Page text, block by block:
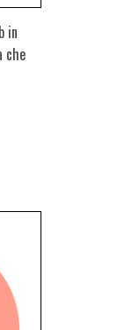
in
che